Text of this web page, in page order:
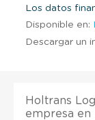
Los datos
Disponible en:
Descargar un
Holtrans
empresa en